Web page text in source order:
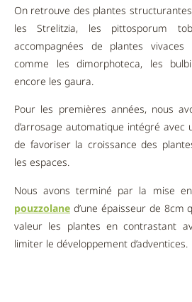
On retrouve des plantes
les Strelitzia, les pittosporum
accompagnées de plantes
comme les dimorphoteca, les
encore les gaura.
Pour les premières années, nous
d’arrosage automatique intégré avec
de favoriser la croissance des
les espaces.
Nous avons terminé par la mise
pouzzolane d’une épaisseur de
valeur les plantes en contrastant
limiter le développement d’adventices.